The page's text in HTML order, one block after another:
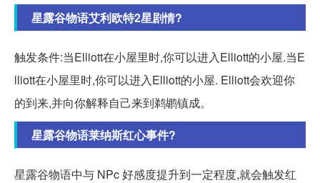
星露谷物语艾利欧特2星剧情?
触发条件:当Elliott在小屋里时,你可以进入Elliott的小屋.当E
lliott在小屋里时,你可以进入Elliott的小屋. Elliott会欢迎你
的到来,并向你解释自己来到鹈鹕镇成。
星露谷物语莱纳斯红心事件?
星露谷物语中与 NPc 好感度提升到一定程度,就会触发红